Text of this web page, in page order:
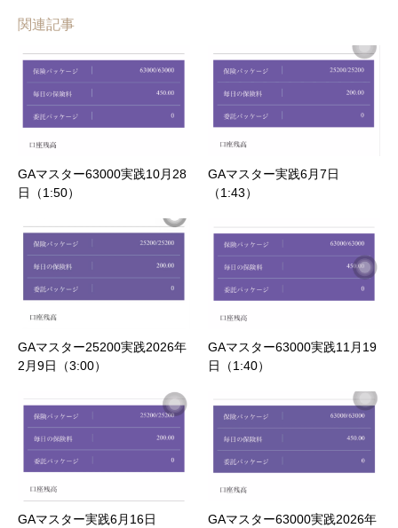
関連記事
GAマスター63000実践10月28
日（1:50）
GAマスター実践6月7日
（1:43）
GAマスター25200実践2026年
2月9日（3:00）
GAマスター63000実践11月19
日（1:40）
GAマスター実践6月16日
GAマスター63000実践2026年